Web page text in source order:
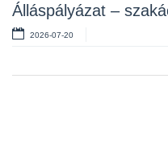
Álláspályázat –
2026-07-20